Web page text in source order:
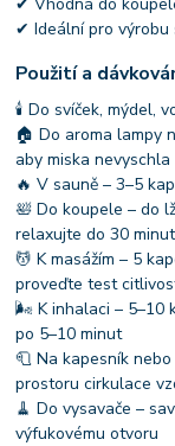
✔ Ideální pro výrobu
Použití a
🕯 Do svíček, mýdel,
🏠 Do aroma lampy
aby miska nevyschla
🔥 V sauně – 3–5
🛀 Do koupele – do
relaxujte do 30 minut
💆 K masážím – 5
proveďte test
🌬 K inhalaci – 5–10
po 5–10 minut
🧻 Na kapesník
prostoru cirkulace
🧹 Do vysavače –
výfukovému otvoru